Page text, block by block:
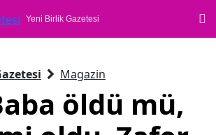
Yeni Birlik Gazetesi
Magazin
öldü mü,